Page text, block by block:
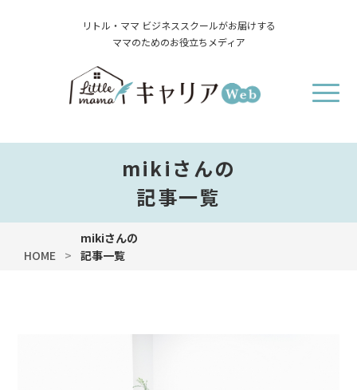
リトル・ママ ビジネススクールがお届けする
ママのためのお役立ちメディア
mikiさんの
記事一覧
HOME
mikiさんの
記事一覧